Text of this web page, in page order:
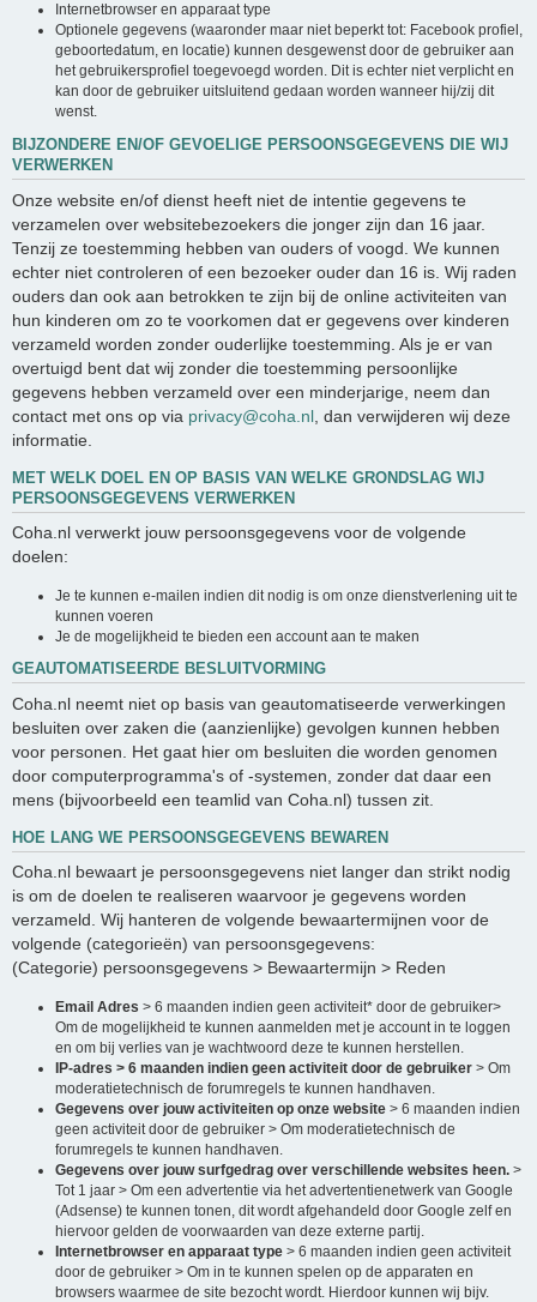
Internetbrowser en apparaat type
Optionele gegevens (waaronder maar niet beperkt tot: Facebook profiel,
geboortedatum, en locatie) kunnen desgewenst door de gebruiker aan
het gebruikersprofiel toegevoegd worden. Dit is echter niet verplicht en
kan door de gebruiker uitsluitend gedaan worden wanneer hij/zij dit
wenst.
BIJZONDERE EN/OF GEVOELIGE PERSOONSGEGEVENS DIE WIJ
VERWERKEN
Onze website en/of dienst heeft niet de intentie gegevens te
verzamelen over websitebezoekers die jonger zijn dan 16 jaar.
Tenzij ze toestemming hebben van ouders of voogd. We kunnen
echter niet controleren of een bezoeker ouder dan 16 is. Wij raden
ouders dan ook aan betrokken te zijn bij de online activiteiten van
hun kinderen om zo te voorkomen dat er gegevens over kinderen
verzameld worden zonder ouderlijke toestemming. Als je er van
overtuigd bent dat wij zonder die toestemming persoonlijke
gegevens hebben verzameld over een minderjarige, neem dan
contact met ons op via privacy@coha.nl , dan verwijderen wij deze
informatie.
MET WELK DOEL EN OP BASIS VAN WELKE GRONDSLAG WIJ
PERSOONSGEGEVENS VERWERKEN
Coha.nl verwerkt jouw persoonsgegevens voor de volgende
doelen:
Je te kunnen e-mailen indien dit nodig is om onze dienstverlening uit te
kunnen voeren
Je de mogelijkheid te bieden een account aan te maken
GEAUTOMATISEERDE BESLUITVORMING
Coha.nl neemt niet op basis van geautomatiseerde verwerkingen
besluiten over zaken die (aanzienlijke) gevolgen kunnen hebben
voor personen. Het gaat hier om besluiten die worden genomen
door computerprogramma's of -systemen, zonder dat daar een
mens (bijvoorbeeld een teamlid van Coha.nl) tussen zit.
HOE LANG WE PERSOONSGEGEVENS BEWAREN
Coha.nl bewaart je persoonsgegevens niet langer dan strikt nodig
is om de doelen te realiseren waarvoor je gegevens worden
verzameld. Wij hanteren de volgende bewaartermijnen voor de
volgende (categorieën) van persoonsgegevens:
(Categorie) persoonsgegevens > Bewaartermijn > Reden
Email Adres > 6 maanden indien geen activiteit* door de gebruiker>
Om de mogelijkheid te kunnen aanmelden met je account in te loggen
en om bij verlies van je wachtwoord deze te kunnen herstellen.
IP-adres > 6 maanden indien geen activiteit door de gebruiker > Om
moderatietechnisch de forumregels te kunnen handhaven.
Gegevens over jouw activiteiten op onze website > 6 maanden indien
geen activiteit door de gebruiker > Om moderatietechnisch de
forumregels te kunnen handhaven.
Gegevens over jouw surfgedrag over verschillende websites heen. >
Tot 1 jaar > Om een advertentie via het advertentienetwerk van Google
(Adsense) te kunnen tonen, dit wordt afgehandeld door Google zelf en
hiervoor gelden de voorwaarden van deze externe partij.
Internetbrowser en apparaat type > 6 maanden indien geen activiteit
door de gebruiker > Om in te kunnen spelen op de apparaten en
browsers waarmee de site bezocht wordt. Hierdoor kunnen wij bijv.